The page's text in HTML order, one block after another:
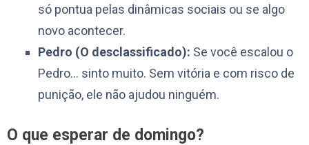
só pontua pelas dinâmicas sociais ou se algo
novo acontecer.
Pedro (O desclassificado): Se você escalou o
Pedro… sinto muito. Sem vitória e com risco de
punição, ele não ajudou ninguém.
O que esperar de domingo?